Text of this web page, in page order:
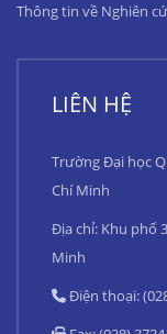
Thông tin về Nghiên
LIÊN HỆ
Trường Đại học
Chí Minh
Địa chỉ: Khu phố
Minh
Điện thoại: